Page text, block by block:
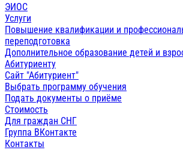
ЭИОС
Услуги
Повышение квалификации и
переподготовка
Дополнительное образование детей и
Абитуриенту
Сайт "Абитуриент"
Выбрать программу обучения
Подать документы о приёме
Стоимость
Для граждан СНГ
Группа ВКонтакте
Контакты